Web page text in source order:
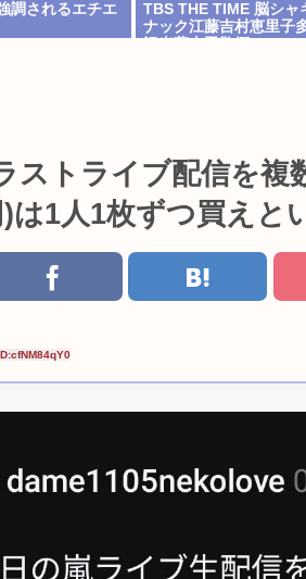
調されるエチエ
TBS THE TIME 脳シャ
ナック江藤吉村恵里子
ストライブ配信を複
は1人1枚ずつ買えと
ID:cfNM84qY0